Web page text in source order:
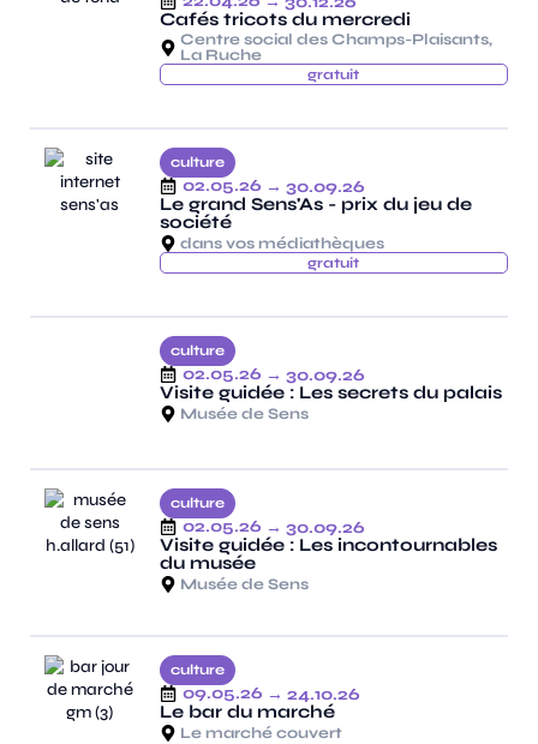
Cafés tricots du mercredi
Centre social des Champs-Plaisants,
La Ruche
gratuit
culture
02.05.26 → 30.09.26
Le grand Sens'As - prix du jeu de
société
dans vos médiathèques
gratuit
culture
02.05.26 → 30.09.26
Visite guidée : Les secrets du palais
Musée de Sens
culture
02.05.26 → 30.09.26
Visite guidée : Les incontournables
du musée
Musée de Sens
culture
09.05.26 → 24.10.26
Le bar du marché
Le marché couvert